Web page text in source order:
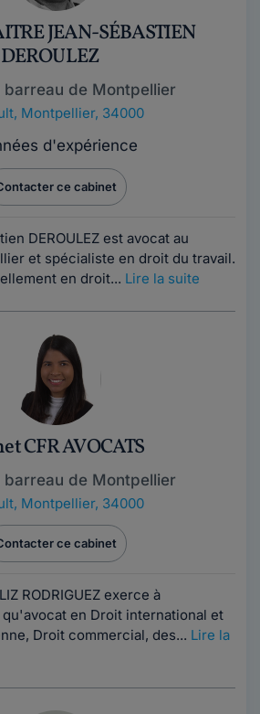
JEAN-SÉBASTIEN
DEROULEZ
barreau de Montpellier
, Montpellier, 34000
d'expérience
ce cabinet
DEROULEZ est avocat au
et spécialiste en droit du travail.
en droit... Lire la suite
CFR AVOCATS
barreau de Montpellier
, Montpellier, 34000
ce cabinet
RODRIGUEZ exerce à
en Droit international et
Droit commercial, des... Lire la